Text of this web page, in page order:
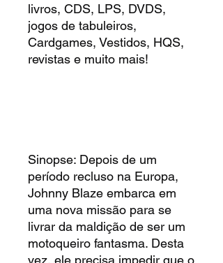
livros, CDS, LPS, DVDS,
jogos de tabuleiros,
Cardgames, Vestidos, HQS,
revistas e muito mais!
Sinopse: Depois de um
período recluso na Europa,
Johnny Blaze embarca em
uma nova missão para se
livrar da maldição de ser um
motoqueiro fantasma. Desta
vez, ele precisa impedir que o